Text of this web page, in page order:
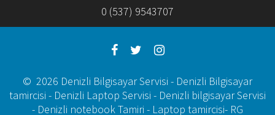
0 (537) 9543707
© 2026 Denizli Bilgisayar Servisi - Denizli Bilgisayar
tamircisi - Denizli Laptop Servisi - Denizli bilgisayar Servisi
- Denizli notebook Tamiri - Laptop tamircisi- RG